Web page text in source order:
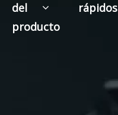
del
producto
rápidos